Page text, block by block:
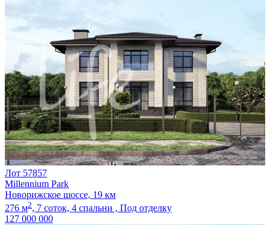
Лот 57857
Millennium Park
Новорижское шоссе, 19 км
276 м2, 7 соток, 4 спальни , Под отделку
127 000 000